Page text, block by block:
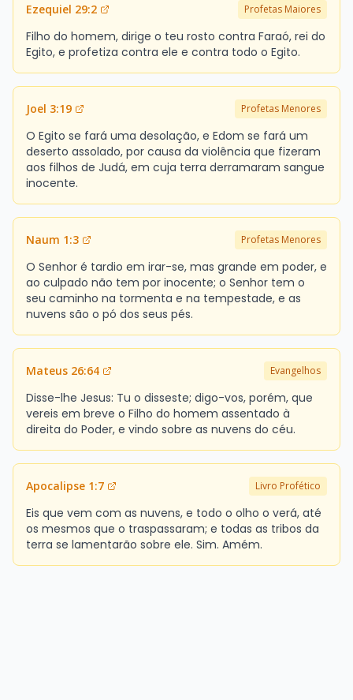
Ezequiel 29:2 Profetas Maiores
Filho do homem, dirige o teu rosto contra Faraó, rei do
Egito, e profetiza contra ele e contra todo o Egito.
Joel 3:19 Profetas Menores
O Egito se fará uma desolação, e Edom se fará um
deserto assolado, por causa da violência que fizeram
aos filhos de Judá, em cuja terra derramaram sangue
inocente.
Naum 1:3 Profetas Menores
O Senhor é tardio em irar-se, mas grande em poder, e
ao culpado não tem por inocente; o Senhor tem o
seu caminho na tormenta e na tempestade, e as
nuvens são o pó dos seus pés.
Mateus 26:64 Evangelhos
Disse-lhe Jesus: Tu o disseste; digo-vos, porém, que
vereis em breve o Filho do homem assentado à
direita do Poder, e vindo sobre as nuvens do céu.
Apocalipse 1:7 Livro Profético
Eis que vem com as nuvens, e todo o olho o verá, até
os mesmos que o traspassaram; e todas as tribos da
terra se lamentarão sobre ele. Sim. Amém.